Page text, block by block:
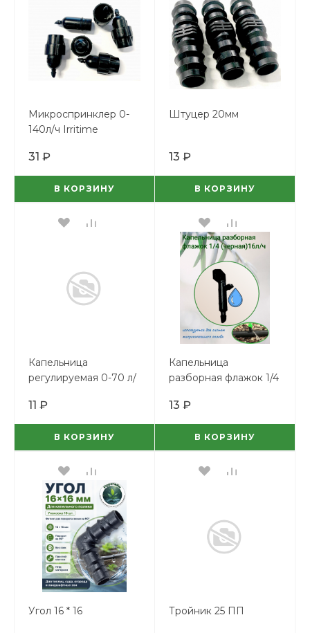
Микроспринклер 0-
140л/ч Irritime
31 ₽
В КОРЗИНУ
Штуцер 20мм
13 ₽
В КОРЗИНУ
Капельница
регулируемая 0-70 л/
11 ₽
В КОРЗИНУ
Капельница
разборная флажок 1/4
13 ₽
В КОРЗИНУ
Угол 16 * 16 Тройник 25 ПП